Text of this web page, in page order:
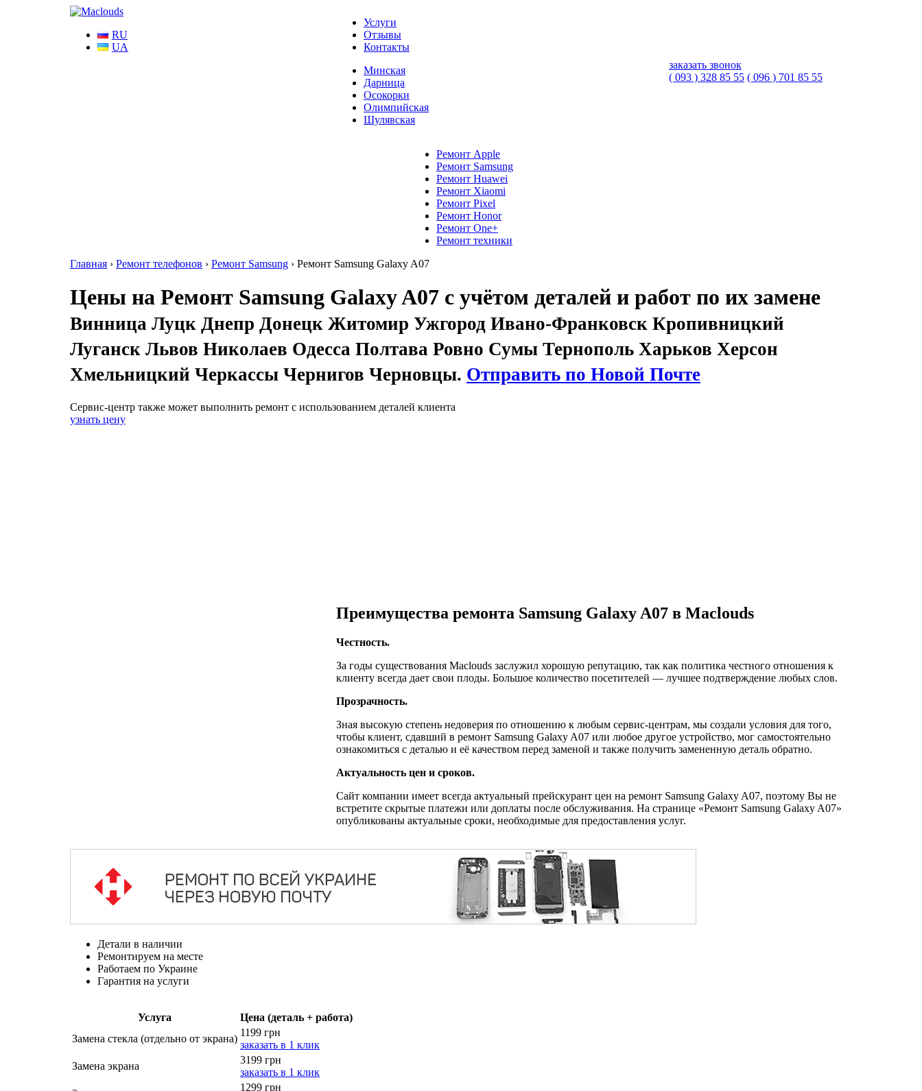
RU
UA
Услуги
Отзывы
Контакты
Минская
Дарница
Осокорки
Олимпийская
Шулявская
заказать звонок
( 093 ) 328 85 55 ( 096 ) 701 85 55
Ремонт Apple
Ремонт Samsung
Ремонт Huawei
Ремонт Xiaomi
Ремонт Pixel
Ремонт Honor
Ремонт One+
Ремонт техники
Главная › Ремонт телефонов › Ремонт Samsung › Ремонт Samsung Galaxy A07
Цены на Ремонт Samsung Galaxy A07 с учётом деталей и работ по их замене
Винница Луцк Днепр Донецк Житомир Ужгород Ивано-Франковск Кропивницкий
Луганск Львов Николаев Одесса Полтава Ровно Сумы Тернополь Харьков Херсон
Хмельницкий Черкассы Чернигов Черновцы. Отправить по Новой Почте
Сервис-центр также может выполнить ремонт с использованием деталей клиента
узнать цену
Преимущества ремонта Samsung Galaxy A07 в Maclouds
Честность.
За годы существования Maclouds заслужил хорошую репутацию, так как политика честного отношения к
клиенту всегда дает свои плоды. Большое количество посетителей — лучшее подтверждение любых слов.
Прозрачность.
Зная высокую степень недоверия по отношению к любым сервис-центрам, мы создали условия для того,
чтобы клиент, сдавший в ремонт Samsung Galaxy A07 или любое другое устройство, мог самостоятельно
ознакомиться с деталью и её качеством перед заменой и также получить замененную деталь обратно.
Актуальность цен и сроков.
Сайт компании имеет всегда актуальный прейскурант цен на ремонт Samsung Galaxy A07, поэтому Вы не
встретите скрытые платежи или доплаты после обслуживания. На странице «Ремонт Samsung Galaxy A07»
опубликованы актуальные сроки, необходимые для предоставления услуг.
Детали в наличии
Ремонтируем на месте
Работаем по Украине
Гарантия на услуги
Услуга
Цена (деталь + работа)
Замена стекла (отдельно от экрана)
1199 грн
заказать в 1 клик
Замена экрана
3199 грн
заказать в 1 клик
1299 грн